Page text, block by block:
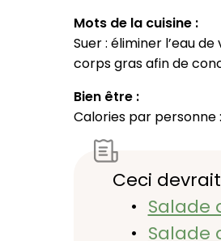
Mots de la cuisine :
Suer : éliminer l’eau
corps gras afin de
Bien être :
Calories par personne :
Ceci
Salade
Salade